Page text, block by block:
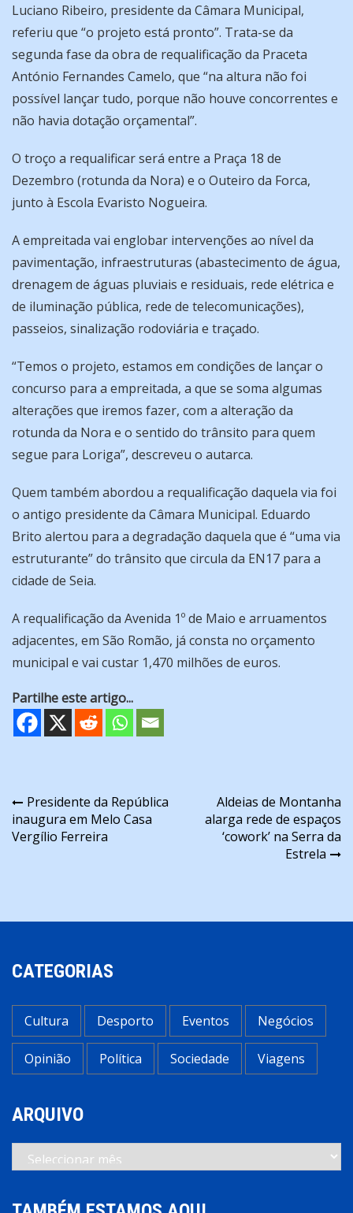
Luciano Ribeiro, presidente da Câmara Municipal,
referiu que “o projeto está pronto”. Trata-se da
segunda fase da obra de requalificação da Praceta
António Fernandes Camelo, que “na altura não foi
possível lançar tudo, porque não houve concorrentes e
não havia dotação orçamental”.
O troço a requalificar será entre a Praça 18 de
Dezembro (rotunda da Nora) e o Outeiro da Forca,
junto à Escola Evaristo Nogueira.
A empreitada vai englobar intervenções ao nível da
pavimentação, infraestruturas (abastecimento de água,
drenagem de águas pluviais e residuais, rede elétrica e
de iluminação pública, rede de telecomunicações),
passeios, sinalização rodoviária e traçado.
“Temos o projeto, estamos em condições de lançar o
concurso para a empreitada, a que se soma algumas
alterações que iremos fazer, com a alteração da
rotunda da Nora e o sentido do trânsito para quem
segue para Loriga”, descreveu o autarca.
Quem também abordou a requalificação daquela via foi
o antigo presidente da Câmara Municipal. Eduardo
Brito alertou para a degradação daquela que é “uma via
estruturante” do trânsito que circula da EN17 para a
cidade de Seia.
A requalificação da Avenida 1º de Maio e arruamentos
adjacentes, em São Romão, já consta no orçamento
municipal e vai custar 1,470 milhões de euros.
Partilhe este artigo...
Navegação
de
Presidente da República
inaugura em Melo Casa
Vergílio Ferreira
Aldeias de Montanha
alarga rede de espaços
‘cowork’ na Serra da
Estrela
CATEGORIAS
Cultura Desporto Eventos Negócios
Opinião Política Sociedade Viagens
ARQUIVO
Arquivo